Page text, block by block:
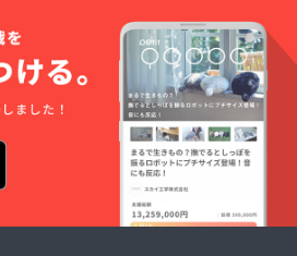
ン、部
品の配
置等変
更に
なって
いま
す。 p.s
追加製
造のた
少々時
わせて
お願い
しま
す。 p.s
ラズベ
リーパ
イは付
属しま
せん。
のパ
ター
ン、部